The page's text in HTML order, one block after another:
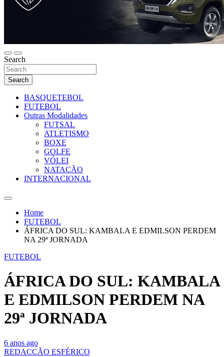
Search
Search
BASQUETEBOL
FUTEBOL
Outras Modalidades
FUTSAL
ATLETISMO
BOXE
GOLFE
VÓLEI
NATAÇÃO
INTERNACIONAL
Home
FUTEBOL
ÁFRICA DO SUL: KAMBALA E EDMILSON PERDEM
NA 29ª JORNADA
FUTEBOL
ÁFRICA DO SUL: KAMBALA
E EDMILSON PERDEM NA
29ª JORNADA
6 anos ago
REDACÇÃO ESFÉRICO